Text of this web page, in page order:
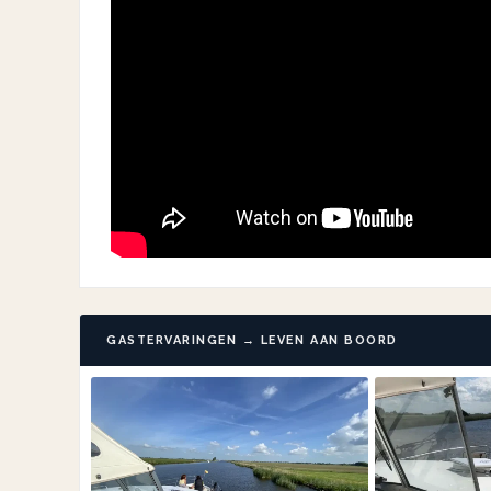
GASTERVARINGEN → LEVEN AAN BOORD